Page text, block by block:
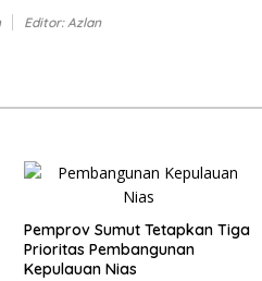
Editor: Azlan
Pemprov Sumut Tetapkan Tiga
Prioritas Pembangunan
Kepulauan Nias